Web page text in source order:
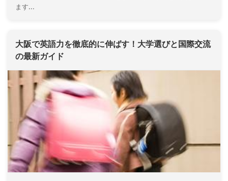
ます...
大阪で英語力を徹底的に伸ばす！大学選びと国際交流
の最新ガイド